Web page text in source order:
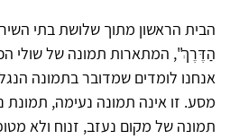
הבית הראשון מתוך שלושת בתי
הַדֶּרֶךְ", המתארות תמונה של שולי
אנחנו לומדים שמדובר בתמונה
מסע. זו אינה תמונה נעימה, תמונת
תמונה של מקום נעזב, זנוח ולא